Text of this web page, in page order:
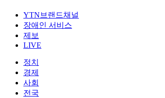
YTN브랜드채널
장애인 서비스
제보
LIVE
정치
경제
사회
전국